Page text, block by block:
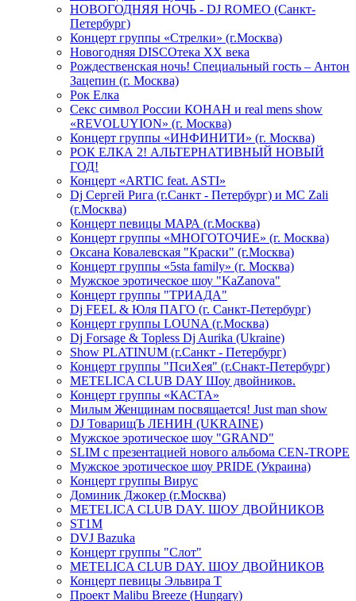
НОВОГОДНЯЯ НОЧЬ - DJ ROMEO (Санкт-
Петербург)
Концерт группы «Стрелки» (г.Москва)
Новогодняя DISCOтека ХХ века
Рождественская ночь! Специальный гость – Антон
Зацепин (г. Москва)
Рок Елка
Секс символ России КОНАН и real mens show
«REVOLUYION» (г. Москва)
Концерт группы «ИНФИНИТИ» (г. Москва)
РОК ЕЛКА 2! АЛЬТЕРНАТИВНЫЙ НОВЫЙ
ГОД!
Концерт «ARTIC feat. ASTI»
Dj Сергей Рига (г.Санкт - Петербург) и MC Zali
(г.Москва)
Концерт певицы МАРА (г.Москва)
Концерт группы «МНОГОТОЧИЕ» (г. Москва)
Оксана Ковалевская "Краски" (г.Москва)
Концерт группы «5sta family» (г. Москва)
Мужское эротическое шоу "KaZanova"
Концерт группы "ТРИАДА"
Dj FEEL & Юля ПАГО (г. Санкт-Петербург)
Концерт группы LOUNA (г.Москва)
Dj Forsage & Topless Dj Aurika (Ukraine)
Show PLATINUM (г.Санкт - Петербург)
Концерт группы "ПсиХея" (г.Снакт-Петербург)
METELICA CLUB DAY Шоу двойников.
Концерт группы «КАСТА»
Милым Женщинам посвящается! Just man show
DJ ТоварищЪ ЛЕНИН (UKRAINE)
Мужское эротическое шоу "GRAND"
SLIM с презентацией нового альбома CEN-TROPE
Мужское эротическое шоу PRIDE (Украина)
Концерт группы Вирус
Доминик Джокер (г.Москва)
METELICA CLUB DAY. ШОУ ДВОЙНИКОВ
ST1M
DVJ Bazuka
Концерт группы "Слот"
METELICA CLUB DAY. ШОУ ДВОЙНИКОВ
Концерт певицы Эльвира Т
Проект Malibu Breeze (Hungary)